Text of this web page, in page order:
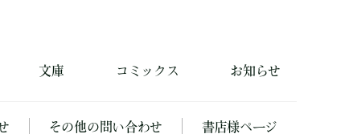
文庫 コミックス お知らせ
その他の問い合わせ 書店様ページ